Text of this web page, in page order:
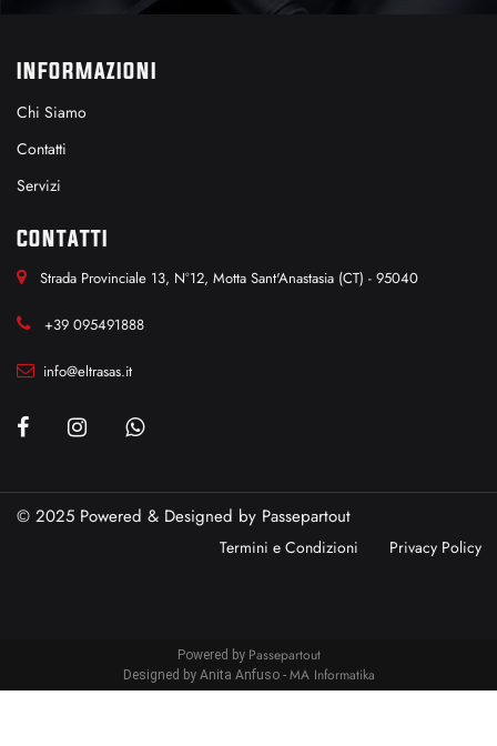
INFORMAZIONI
Chi Siamo
Contatti
Servizi
CONTATTI
Strada Provinciale 13, N°12, Motta Sant'Anastasia (CT) - 95040
+39 095491888
info@eltrasas.it
© 2025 Powered & Designed by Passepartout
Termini e Condizioni Privacy Policy
Powered by Passepartout
Designed by Anita Anfuso - MA Informatika